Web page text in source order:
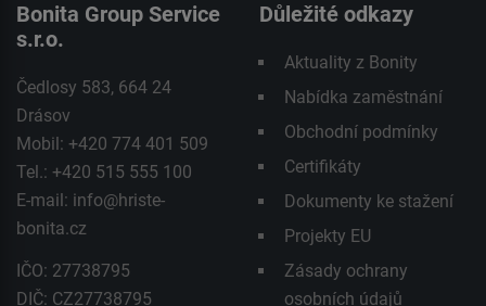
Bonita Group Service
s.r.o.
Čedlosy 583, 664 24
Drásov
Mobil: +420 774 401 509
Tel.: +420 515 555 100
E-mail: info@hriste-
bonita.cz
IČO: 27738795
DIČ: CZ27738795
Důležité odkazy
Aktuality z Bonity
Nabídka zaměstnání
Obchodní podmínky
Certifikáty
Dokumenty ke stažení
Projekty EU
Zásady ochrany
osobních údajů